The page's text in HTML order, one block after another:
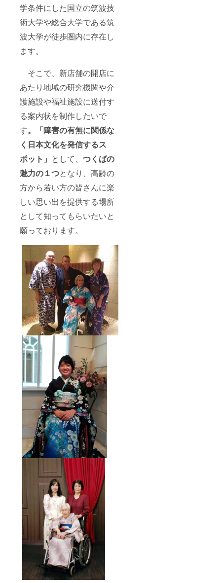
学条件にした国立の筑波技
術大学や総合大学である筑
波大学が徒歩圏内に存在し
ます。
そこで、新店舗の開店に
あたり地域の研究機関や介
護施設や福祉施設に送付す
る案内状を制作したいで
す。「障害の有無に関係な
く日本文化を発信するス
ポット」 として、 つくばの
魅力の１つとなり、高齢の
方から若い方の皆さんに楽
しい思い出を提供する場所
として知ってもらいたいと
願っております。